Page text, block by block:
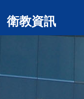
衛教資訊